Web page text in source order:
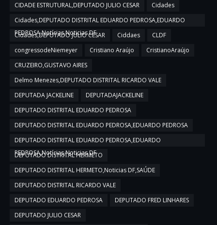
CIDADE ESTRUTURAL,DEPUTADO JULIO CESAR
Cidades
Cidades,DEPUTADO DISTRITAL EDUARDO PEDROSA,EDUARDO
PEDROSA,Notícias,Noticias DF
Cidades,DEPUTADO JULIO CESAR Ciddaes
CLDF
congressodeNiemeyer
Cristiano Araújo
CristianoAraújo
CRUZEIRO,GUSTAVO AIRES
Delmo Menezes,DEPUTADO DISTRITAL RICARDO VALE
DEPUTADA JACKELINE
DEPUTADAJACKELINE
DEPUTADO DISTRITAL EDUARDO PEDROSA
DEPUTADO DISTRITAL EDUARDO PEDROSA,EDUARDO PEDROSA
DEPUTADO DISTRITAL EDUARDO PEDROSA,EDUARDO
PEDROSA,Notícias,Noticias DF
DEPUTADO DISTRITAL HERMETO
DEPUTADO DISTRITAL HERMETO,Noticias DF,SAÚDE
DEPUTADO DISTRITAL RICARDO VALE
DEPUTADO EDUARDO PEDROSA
DEPUTADO FRED LINHARES
DEPUTADO JULIO CESAR